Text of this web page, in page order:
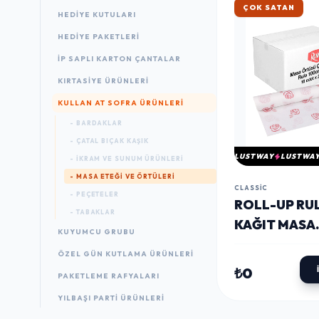
HEDIYE KUTULARI
HEDIYE PAKETLERI
İP SAPLI KARTON ÇANTALAR
KIRTASIYE ÜRÜNLERI
KULLAN AT SOFRA ÜRÜNLERI
- BARDAKLAR
- ÇATAL BIÇAK KAŞIK
- İKRAM VE SUNUM ÜRÜNLERI
- MASA ETEĞI VE ÖRTÜLERI
- PEÇETELER
- TABAKLAR
KUYUMCU GRUBU
ÖZEL GÜN KUTLAMA ÜRÜNLERI
PAKETLEME RAFYALARI
YILBAŞI PARTI ÜRÜNLERI
HIZLI KARGO
LUSTWAY
CLASSIC
ROLL-UP
KAĞIT MASA
DESENLI
150CM 16
₺0